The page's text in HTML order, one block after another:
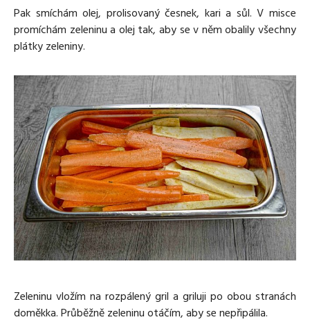
Pak smíchám olej, prolisovaný česnek, kari a sůl. V misce
promíchám zeleninu a olej tak, aby se v něm obalily všechny
plátky zeleniny.
Zeleninu vložím na rozpálený gril a griluji po obou stranách
doměkka. Průběžně zeleninu otáčím, aby se nepřipálila.